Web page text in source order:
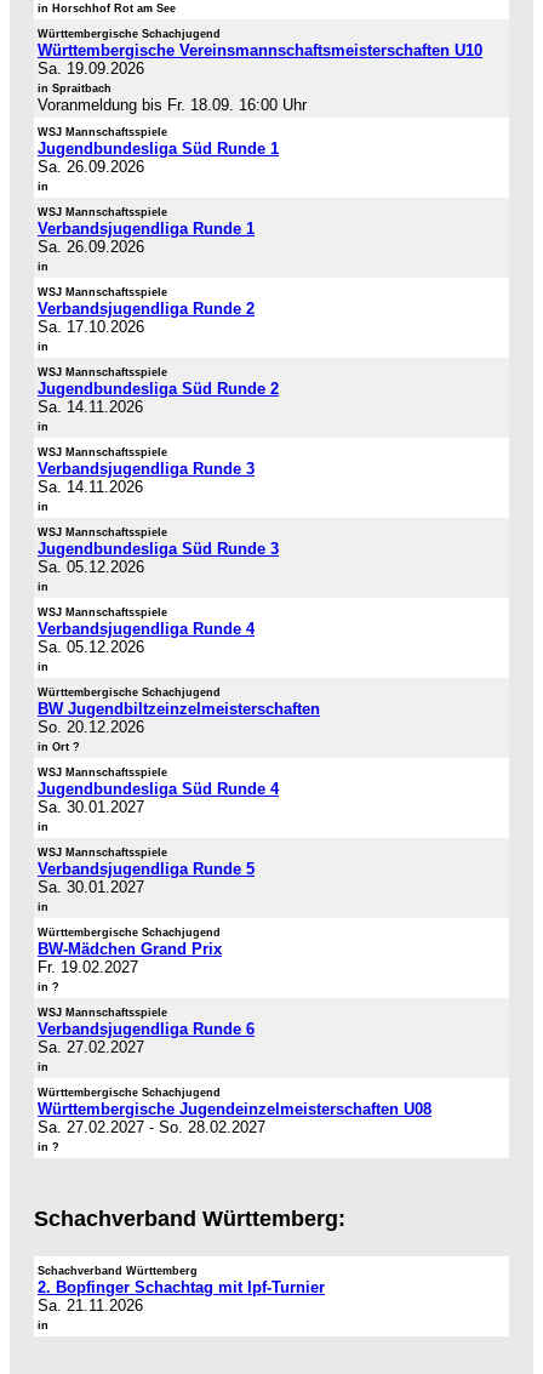
in Horschhof Rot am See
Württembergische Schachjugend
Württembergische Vereinsmannschaftsmeisterschaften U10
Sa. 19.09.2026
in Spraitbach
Voranmeldung bis Fr. 18.09. 16:00 Uhr
WSJ Mannschaftsspiele
Jugendbundesliga Süd Runde 1
Sa. 26.09.2026
in
WSJ Mannschaftsspiele
Verbandsjugendliga Runde 1
Sa. 26.09.2026
in
WSJ Mannschaftsspiele
Verbandsjugendliga Runde 2
Sa. 17.10.2026
in
WSJ Mannschaftsspiele
Jugendbundesliga Süd Runde 2
Sa. 14.11.2026
in
WSJ Mannschaftsspiele
Verbandsjugendliga Runde 3
Sa. 14.11.2026
in
WSJ Mannschaftsspiele
Jugendbundesliga Süd Runde 3
Sa. 05.12.2026
in
WSJ Mannschaftsspiele
Verbandsjugendliga Runde 4
Sa. 05.12.2026
in
Württembergische Schachjugend
BW Jugendbiltzeinzelmeisterschaften
So. 20.12.2026
in Ort ?
WSJ Mannschaftsspiele
Jugendbundesliga Süd Runde 4
Sa. 30.01.2027
in
WSJ Mannschaftsspiele
Verbandsjugendliga Runde 5
Sa. 30.01.2027
in
Württembergische Schachjugend
BW-Mädchen Grand Prix
Fr. 19.02.2027
in ?
WSJ Mannschaftsspiele
Verbandsjugendliga Runde 6
Sa. 27.02.2027
in
Württembergische Schachjugend
Württembergische Jugendeinzelmeisterschaften U08
Sa. 27.02.2027 - So. 28.02.2027
in ?
Schachverband Württemberg:
Schachverband Württemberg
2. Bopfinger Schachtag mit Ipf-Turnier
Sa. 21.11.2026
in